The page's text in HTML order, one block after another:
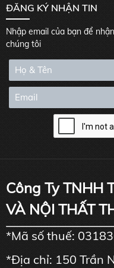
ĐĂNG KÝ NHẬN TIN
Nhập email của bạn để
chúng tôi
Công Ty TNHH
VÀ NỘI THẤT
*Mã số thuế:
*Địa chỉ: 150 Trần